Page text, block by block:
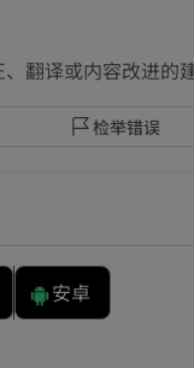
翻译或内容改进的建
检举错误
安卓